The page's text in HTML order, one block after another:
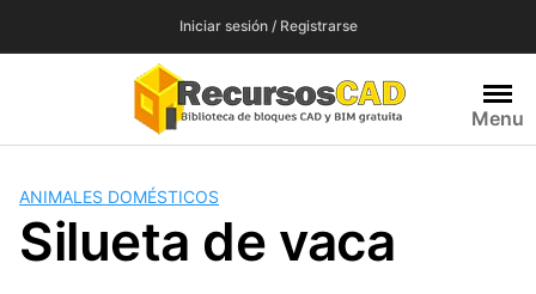
Iniciar sesión / Registrarse
Menu
ANIMALES DOMÉSTICOS
Silueta de vaca